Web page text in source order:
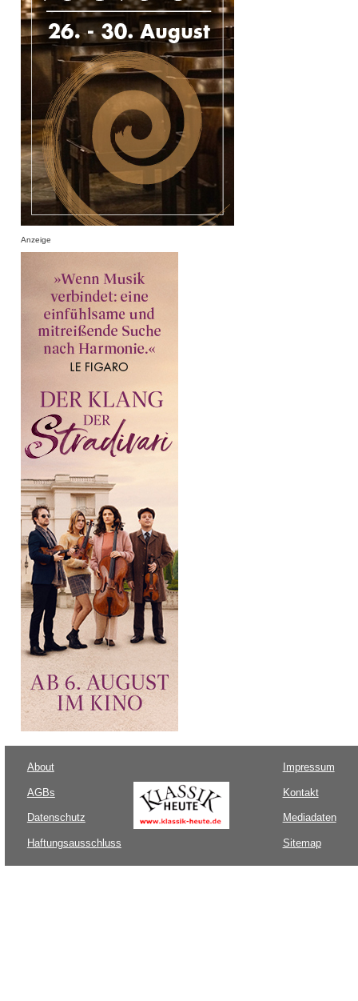
Anzeige
About
AGBs
Datenschutz
Haftungsausschluss
Impressum
Kontakt
Mediadaten
Sitemap